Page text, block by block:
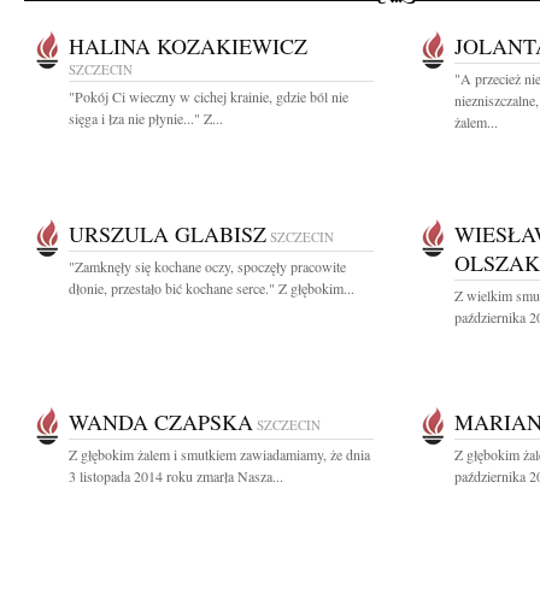
HALINA KOZAKIEWICZ
SZCZECIN
"Pokój Ci wieczny w cichej krainie, gdzie ból nie
sięga i łza nie płynie..." Z...
"A przecież
żalem...
URSZULA GLABISZ SZCZECIN
"Zamknęły się kochane oczy, spoczęły pracowite
dłonie, przestało bić kochane serce." Z głębokim...
OLSZAK
Z wielkim
października
WANDA CZAPSKA SZCZECIN
Z głębokim żalem i smutkiem zawiadamiamy, że dnia
3 listopada 2014 roku zmarła Nasza...
Z głębokim
października